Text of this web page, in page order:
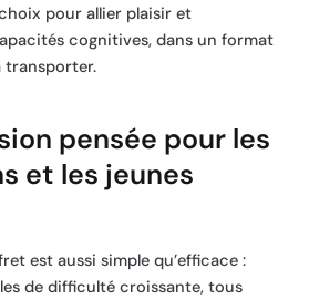
pour allier plaisir et
cognitives, dans un format
transporter.
pensée pour les
et les jeunes
est aussi simple qu’efficace :
de difficulté croissante, tous